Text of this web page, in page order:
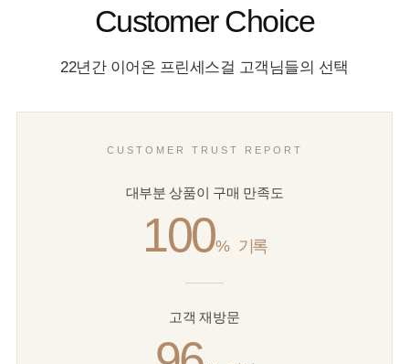
Customer Choice
22년간 이어온 프린세스걸 고객님들의 선택
CUSTOMER TRUST REPORT
대부분 상품이 구매 만족도
100% 기록
고객 재방문